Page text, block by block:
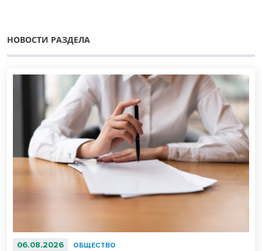
НОВОСТИ РАЗДЕЛА
06.08.2026 ОБЩЕСТВО